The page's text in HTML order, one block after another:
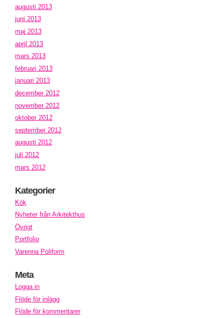
augusti 2013
juni 2013
maj 2013
april 2013
mars 2013
februari 2013
januari 2013
december 2012
november 2012
oktober 2012
september 2012
augusti 2012
juli 2012
mars 2012
Kategorier
Kök
Nyheter från Arkitekthus
Övrigt
Portfolio
Varenna Poliform
Meta
Logga in
Flöde för inlägg
Flöde för kommentarer